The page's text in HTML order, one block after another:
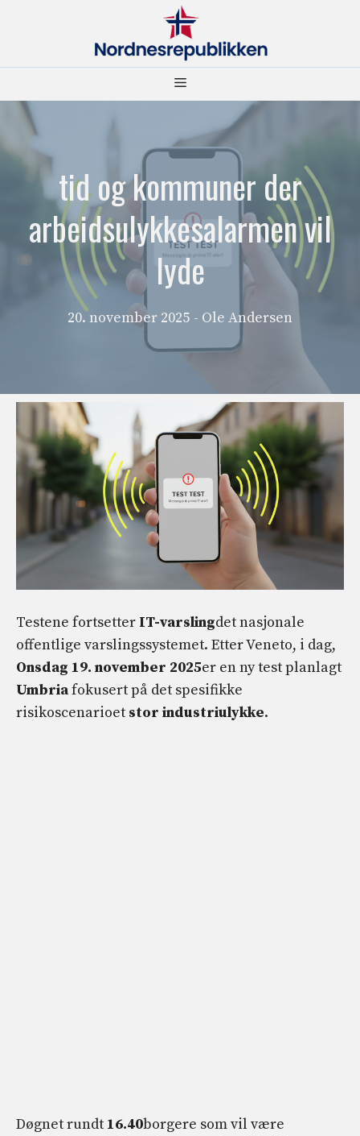
Meny
tid og kommuner der
arbeidsulykkesalarmen vil
lyde
20. november 2025 - Ole Andersen
Testene fortsetter IT-varslingdet nasjonale
offentlige varslingssystemet. Etter Veneto, i dag,
Onsdag 19. november 2025er en ny test planlagt
Umbriafokusert på det spesifikke
risikoscenarioet stor industriulykke.
Døgnet rundt 16.40borgere som vil være